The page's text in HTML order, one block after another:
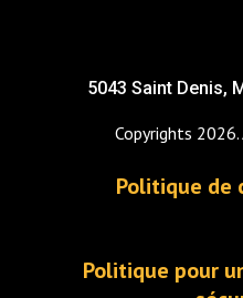
5043 Saint Denis,
Copyrights
Politique de
Politique pour